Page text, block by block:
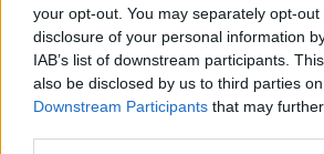
your opt-out. You may separately opt-
disclosure of your personal information
IAB’s list of downstream participants.
also be disclosed by us to third parties
Downstream Participants that may
med redaksjonen.
Pressens Faglige Utvalg
klageorgan som behandler